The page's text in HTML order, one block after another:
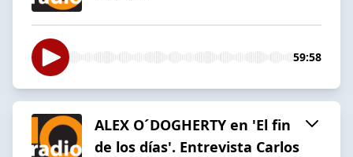
59:58
ALEX O´DOGHERTY en 'El fin
de los días'. Entrevista Carlos